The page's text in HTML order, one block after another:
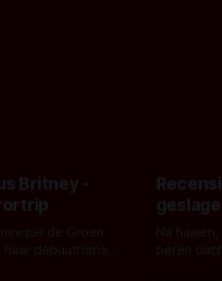
Britney -
de Groen
debuutroman.
Na
beren